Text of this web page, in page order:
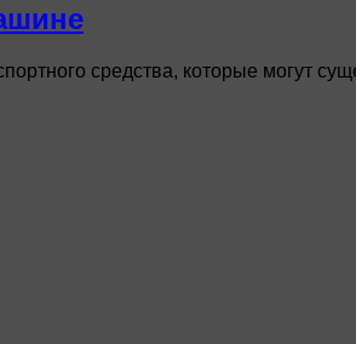
средства, которые могут